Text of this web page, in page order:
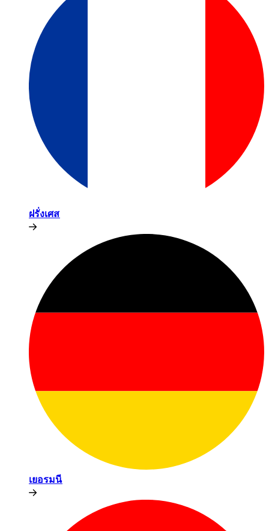
ฝรั่งเศส​​
เยอรมนี​​